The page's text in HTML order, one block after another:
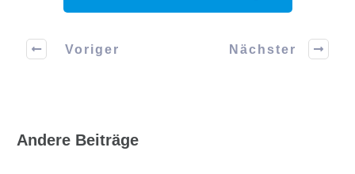
Voriger Nächster
Andere Beiträge